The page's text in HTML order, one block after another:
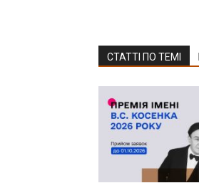
СТАТТІ ПО ТЕМІ